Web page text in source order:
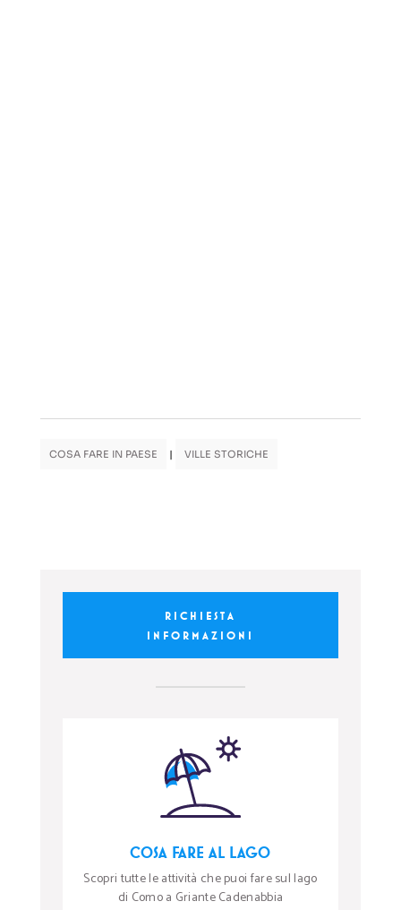
COSA FARE IN PAESE | VILLE STORICHE
RICHIESTA
INFORMAZIONI
COSA FARE AL LAGO
Scopri tutte le attività che puoi fare sul lago
di Como a Griante Cadenabbia